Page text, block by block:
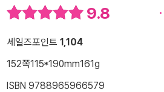
9.8
세일즈포인트 1,104
152쪽115*190mm161g
ISBN 9788965966579